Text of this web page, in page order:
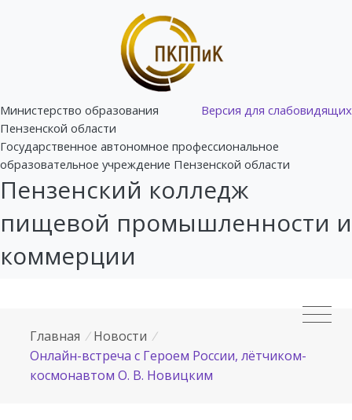
Версия для слабовидящих
Министерство образования
Пензенской области
Государственное автономное профессиональное
образовательное учреждение Пензенской области
Пензенский колледж
пищевой промышленности и
коммерции
Главная / Новости /
Онлайн-встреча с Героем России, лётчиком-
космонавтом О. В. Новицким